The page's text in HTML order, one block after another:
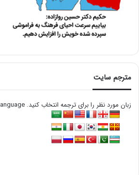
مترجم سایت
زبان مورد نظر را برای ترجمه انتخاب کنید. Please Choice Your Language :